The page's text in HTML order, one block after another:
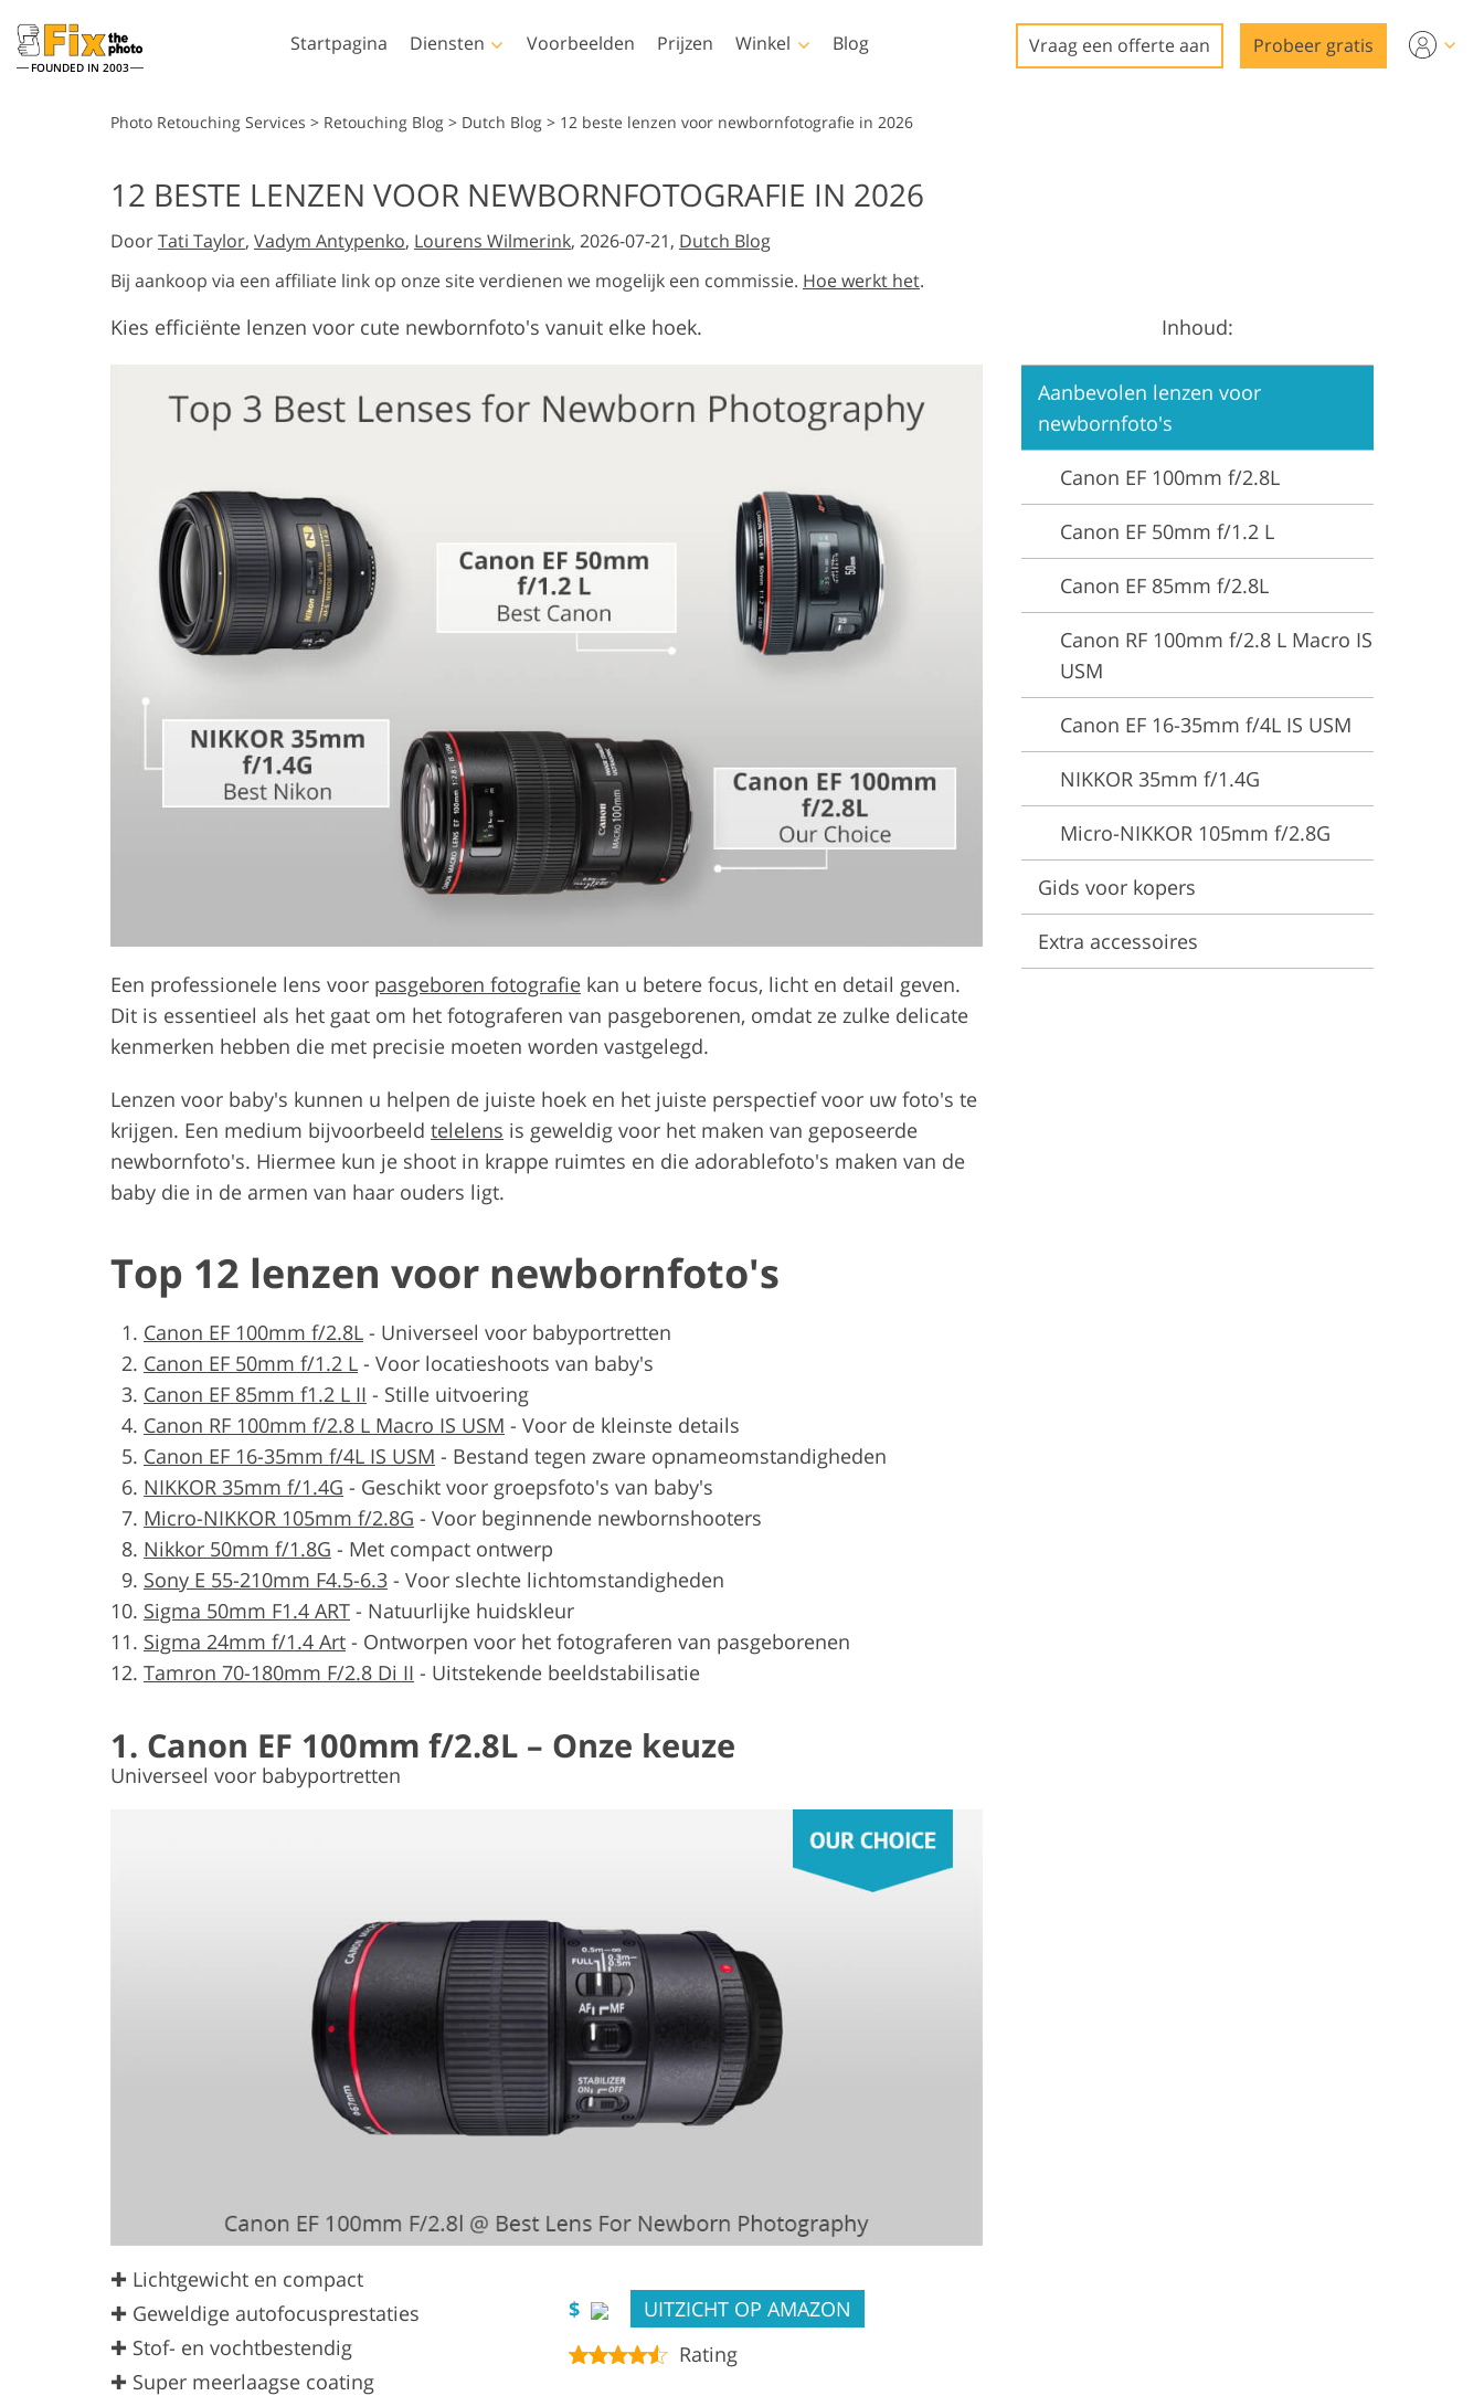
FOUNDED IN 2003
Startpagina Diensten
Fotobewerking van
Productfoto's bewerken AI-trainingsgegevens Videobewerkingsservices
Voorbeelden Prijzen Winkel
Lightroom
Lightroom-
voorinstellingen
LR-vooraf ingestelde
collecties
Voorinstellingen voor
Mobiele voorinstellingen
Photoshop
Photoshop-acties
Photoshop-penselen
Photoshop-overlays
Photoshop-texturen
Ps-acties
Templates
Alle sjablonen
Marketingsjablonen
Valentijnskaarten
Huwelijksuitnodigingen
kinderfeestje
Video
LUT's voor
videobewerking
Blog Vraag een offerte aan Probeer gratis
Photo Retouching Services > Retouching Blog > Dutch Blog > 12 beste lenzen voor newbornfotografie in 2026
12 BESTE LENZEN VOOR NEWBORNFOTOGRAFIE IN 2026
DoorTati Taylor, Vadym Antypenko, Lourens Wilmerink, 2026-07-21, Dutch Blog
Bij aankoop via een affiliate link op onze site verdienen we mogelijk een commissie. Hoe werkt het.
Kies efficiënte lenzen voor cute newbornfoto's vanuit elke hoek.
Een professionele lens voor pasgeboren fotografie kan u betere focus, licht en detail geven.
Dit is essentieel als het gaat om het fotograferen van pasgeborenen, omdat ze zulke delicate
kenmerken hebben die met precisie moeten worden vastgelegd.
Lenzen voor baby's kunnen u helpen de juiste hoek en het juiste perspectief voor uw foto's te
krijgen. Een medium bijvoorbeeld telelens is geweldig voor het maken van geposeerde
newbornfoto's. Hiermee kun je shoot in krappe ruimtes en die adorablefoto's maken van de
baby die in de armen van haar ouders ligt.
Top 12 lenzen voor newbornfoto's
Canon EF 100mm f/2.8L - Universeel voor babyportretten
Canon EF 50mm f/1.2 L - Voor locatieshoots van baby's
Canon EF 85mm f1.2 L II - Stille uitvoering
Canon RF 100mm f/2.8 L Macro IS USM - Voor de kleinste details
Canon EF 16-35mm f/4L IS USM - Bestand tegen zware opnameomstandigheden
NIKKOR 35mm f/1.4G - Geschikt voor groepsfoto's van baby's
Micro-NIKKOR 105mm f/2.8G - Voor beginnende newbornshooters
Nikkor 50mm f/1.8G - Met compact ontwerp
Sony E 55-210mm F4.5-6.3 - Voor slechte lichtomstandigheden
Sigma 50mm F1.4 ART - Natuurlijke huidskleur
Sigma 24mm f/1.4 Art - Ontworpen voor het fotograferen van pasgeborenen
Tamron 70-180mm F/2.8 Di II - Uitstekende beeldstabilisatie
1. Canon EF 100mm f/2.8L – Onze keuze
Universeel voor babyportretten
✚ Lichtgewicht en compact
✚ Geweldige autofocusprestaties
✚ Stof- en vochtbestendig
✚ Super meerlaagse coating
$
UITZICHT OP AMAZON
Rating
Inhoud:
Aanbevolen lenzen voor
newbornfoto's
Canon EF 100mm f/2.8L
Canon EF 50mm f/1.2 L
Canon EF 85mm f/2.8L
Canon RF 100mm f/2.8 L Macro IS
USM
Canon EF 16-35mm f/4L IS USM
NIKKOR 35mm f/1.4G
Micro-NIKKOR 105mm f/2.8G
Gids voor kopers
Extra accessoires